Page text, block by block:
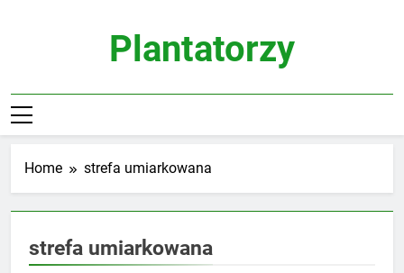
Plantatorzy
Home strefa umiarkowana
strefa umiarkowana